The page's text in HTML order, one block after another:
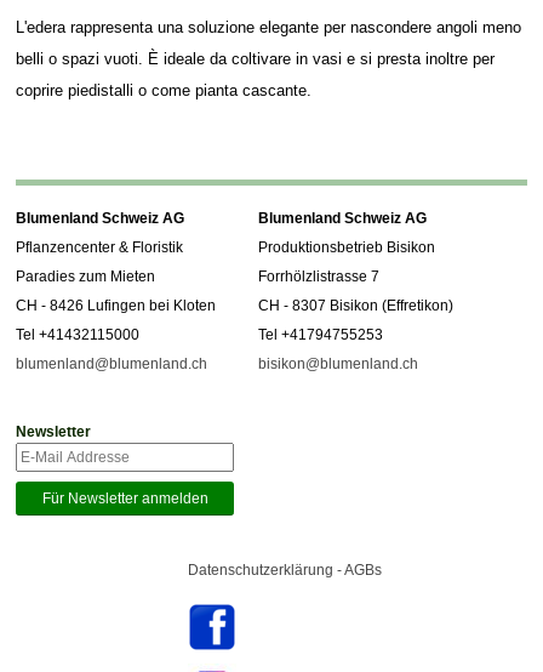
L'edera rappresenta una soluzione elegante per nascondere angoli meno
belli o spazi vuoti. È ideale da coltivare in vasi e si presta inoltre per
coprire piedistalli o come pianta cascante.
Blumenland Schweiz AG
Pflanzencenter & Floristik
Paradies zum Mieten
CH - 8426 Lufingen bei Kloten
Tel +41432115000
blumenland@blumenland.ch
Blumenland Schweiz AG
Produktionsbetrieb Bisikon
Forrhölzlistrasse 7
CH - 8307 Bisikon (Effretikon)
Tel +41794755253
bisikon@blumenland.ch
Newsletter
Datenschutzerklärung - AGBs